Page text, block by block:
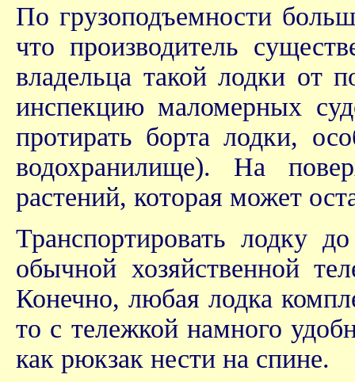
По грузоподъемности
что производитель
владельца такой лодки от
инспекцию маломерных
протирать борта лодки,
водохранилище). На
растений, которая может
Транспортировать лодку
обычной хозяйственной
Конечно, любая лодка
то с тележкой намного
как рюкзак нести на спине.